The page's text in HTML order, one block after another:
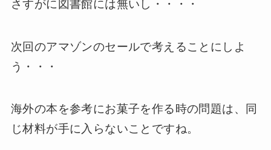
さすがに図書館には無いし・・・・
次回のアマゾンのセールで考えることにしよ
う・・・
海外の本を参考にお菓子を作る時の問題は、同
じ材料が手に入らないことですね。